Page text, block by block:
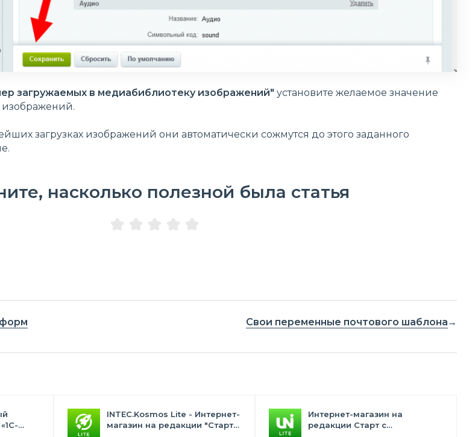
загружаемых в медиабиблиотеку изображений" установите желаемое значение
загрузках изображений они автоматически сожмутся до этого заданного
насколько полезной была статья
Свои переменные почтового шаблона
INTEC.Kosmos Lite - Интернет-
магазин на редакции "Старт"
Интернет-магазин на
редакции Старт с